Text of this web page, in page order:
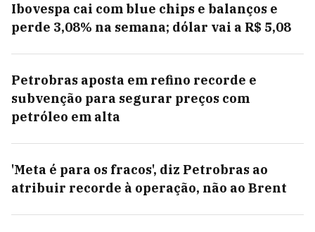
Ibovespa cai com blue chips e balanços e
perde 3,08% na semana; dólar vai a R$ 5,08
Petrobras aposta em refino recorde e
subvenção para segurar preços com
petróleo em alta
'Meta é para os fracos', diz Petrobras ao
atribuir recorde à operação, não ao Brent